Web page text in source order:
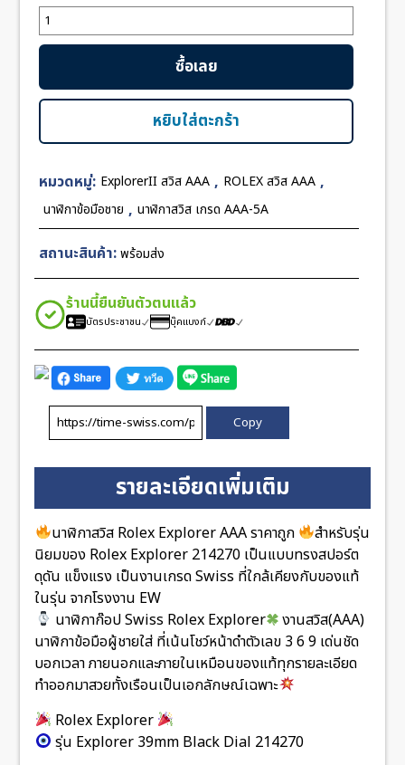
จำนวน
Rolex
Explorer
Dial
EW
ชิ้น
หยิบใส่ตะกร้า
ซื้อเลย
หมวดหมู่: ExplorerII สวิส AAA , ROLEX สวิส AAA ,
นาฬิกาข้อมือชาย , นาฬิกาสวิส เกรด AAA-5A
สถานะสินค้า:พร้อมส่ง
ร้านนี้ยืนยันตัวตนแล้ว
บัตรประชาชน บุ๊คแบงก์
Copy
รายละเอียดเพิ่มเติม
นาฬิกาสวิส Rolex Explorer AAA ราคาถูก
สำหรับรุ่น
นิยมของ Rolex Explorer 214270 เป็นแบบทรงสปอร์ต
ดุดัน แข็งแรง เป็นงานเกรด Swiss ที่ใกล้เคียงกับของแท้
ในรุ่น จากโรงงาน EW
นาฬิกาก๊อป Swiss Rolex Explorer
งานสวิส(AAA)
นาฬิกาข้อมือผู้ชายใส่ ที่เน้นโชว์หน้าดำตัวเลข 3 6 9 เด่นชัด
บอกเวลา ภายนอกและภายในเหมือนของแท้ทุกรายละเอียด
ทำออกมาสวยทั้งเรือนเป็นเอกลักษณ์เฉพาะ
Rolex Explorer
รุ่น Explorer 39mm Black Dial 214270